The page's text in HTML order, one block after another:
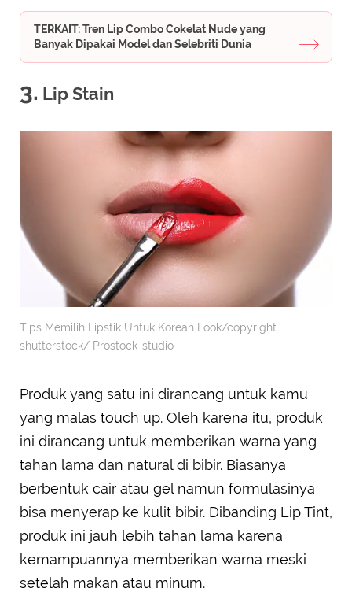
TERKAIT: Tren Lip Combo Cokelat Nude yang
Banyak Dipakai Model dan Selebriti Dunia
3. Lip Stain
Tips Memilih Lipstik Untuk Korean Look/copyright
shutterstock/ Prostock-studio
Produk yang satu ini dirancang untuk kamu
yang malas touch up. Oleh karena itu, produk
ini dirancang untuk memberikan warna yang
tahan lama dan natural di bibir. Biasanya
berbentuk cair atau gel namun formulasinya
bisa menyerap ke kulit bibir. Dibanding Lip Tint,
produk ini jauh lebih tahan lama karena
kemampuannya memberikan warna meski
setelah makan atau minum.